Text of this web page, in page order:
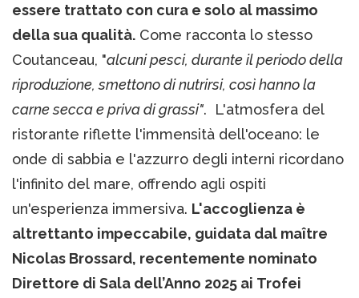
essere trattato con cura e solo al massimo
della sua qualità. Come racconta lo stesso
Coutanceau, "alcuni pesci, durante il periodo della
riproduzione, smettono di nutrirsi, così hanno la
carne secca e priva di grassi". L'atmosfera del
ristorante riflette l'immensità dell'oceano: le
onde di sabbia e l'azzurro degli interni ricordano
l'infinito del mare, offrendo agli ospiti
un'esperienza immersiva. L'accoglienza è
altrettanto impeccabile, guidata dal maître
Nicolas Brossard, recentemente nominato
Direttore di Sala dell’Anno 2025 ai Trofei